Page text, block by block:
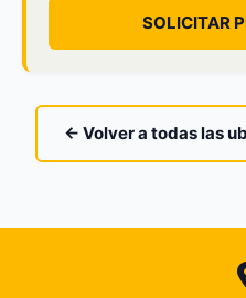
SOLICITAR
← Volver a todas las